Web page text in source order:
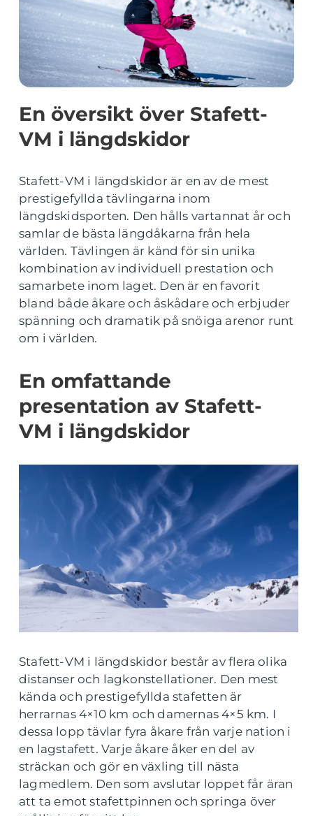
En översikt över Stafett-
VM i längdskidor
Stafett-VM i längdskidor är en av de mest
prestigefyllda tävlingarna inom
längdskidsporten. Den hålls vartannat år och
samlar de bästa längdåkarna från hela
världen. Tävlingen är känd för sin unika
kombination av individuell prestation och
samarbete inom laget. Den är en favorit
bland både åkare och åskådare och erbjuder
spänning och dramatik på snöiga arenor runt
om i världen.
En omfattande
presentation av Stafett-
VM i längdskidor
Stafett-VM i längdskidor består av flera olika
distanser och lagkonstellationer. Den mest
kända och prestigefyllda stafetten är
herrarnas 4×10 km och damernas 4×5 km. I
dessa lopp tävlar fyra åkare från varje nation i
en lagstafett. Varje åkare åker en del av
sträckan och gör en växling till nästa
lagmedlem. Den som avslutar loppet får äran
att ta emot stafettpinnen och springa över